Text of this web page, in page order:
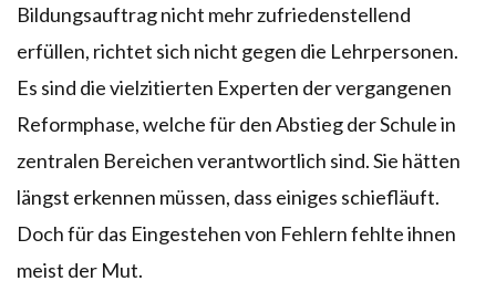
Bildungsauftrag nicht mehr zufriedenstellend
erfüllen, richtet sich nicht gegen die Lehrpersonen.
Es sind die vielzitierten Experten der vergangenen
Reformphase, welche für den Abstieg der Schule in
zentralen Bereichen verantwortlich sind. Sie hätten
längst erkennen müssen, dass einiges schiefläuft.
Doch für das Eingestehen von Fehlern fehlte ihnen
meist der Mut.